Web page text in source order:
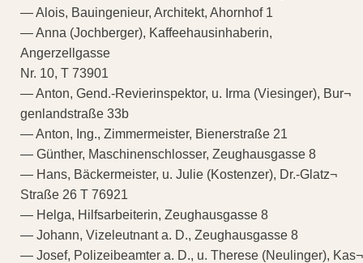
— Alois, Bauingenieur, Architekt, Ahornhof 1
— Anna (Jochberger), Kaffeehausinhaberin,
Angerzellgasse
Nr. 10, T 73901
— Anton, Gend.-Revierinspektor, u. Irma (Viesinger), Bur¬
genlandstraße 33b
— Anton, Ing., Zimmermeister, Bienerstraße 21
— Günther, Maschinenschlosser, Zeughausgasse 8
— Hans, Bäckermeister, u. Julie (Kostenzer), Dr.-Glatz¬
Straße 26 T 76921
— Helga, Hilfsarbeiterin, Zeughausgasse 8
— Johann, Vizeleutnant a. D., Zeughausgasse 8
— Josef, Polizeibeamter a. D., u. Therese (Neulinger), Kas¬